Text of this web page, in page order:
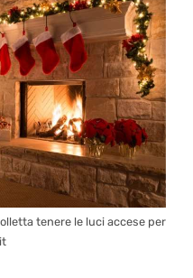
tenere le luci accese per